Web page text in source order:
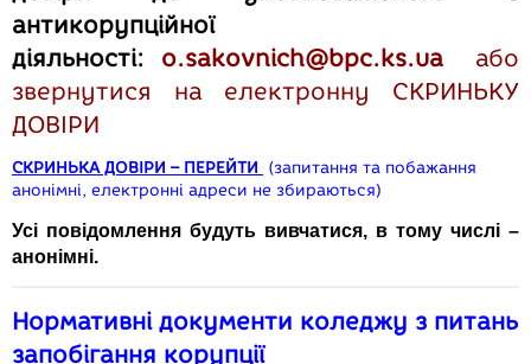
антикорупційної
діяльності: o.sakovnich@bpc.ks.ua або
звернутися на електронну СКРИНЬКУ
ДОВІРИ
СКРИНЬКА ДОВІРИ – ПЕРЕЙТИ
(запитання та побажання
анонімні, електронні адреси не збираються)
Усі повідомлення будуть вивчатися, в тому числі –
анонімні.
Нормативні документи коледжу з питань
запобігання корупції